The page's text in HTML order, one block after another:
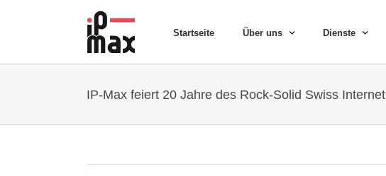
Startseite Über uns Dienste
IP-Max feiert 20 Jahre des Rock-Solid Swiss Internet